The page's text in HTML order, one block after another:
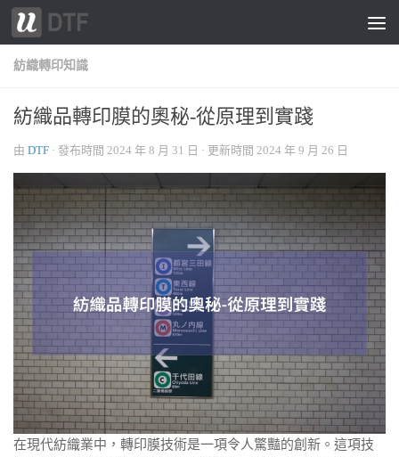
跳轉至內容
紡織轉印知識
紡織品轉印膜的奧秘-從原理到實踐
由 DTF · 發布時間 2024 年 8 月 31 日 · 更新時間 2024 年 9 月 26 日
在現代紡織業中，轉印膜技術是一項令人驚豔的創新。這項技